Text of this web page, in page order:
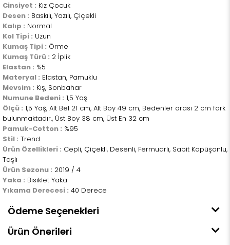
Cinsiyet : Kız Çocuk
Desen : Baskılı, Yazılı, Çiçekli
Kalıp : Normal
Kol Tipi : Uzun
Kumaş Tipi : Örme
Kumaş Türü : 2 İplik
Elastan : %5
Materyal : Elastan, Pamuklu
Mevsim : Kış, Sonbahar
Numune Bedeni : 1,5 Yaş
Ölçü : 1,5 Yaş, Alt Bel 21 cm, Alt Boy 49 cm, Bedenler arası 2 cm fark
bulunmaktadır., Üst Boy 38 cm, Üst En 32 cm
Pamuk-Cotton : %95
Stil : Trend
Ürün Özellikleri : Cepli, Çiçekli, Desenli, Fermuarlı, Sabit Kapüşonlu,
Taşlı
Ürün Sezonu : 2019 / 4
Yaka : Bisiklet Yaka
Yıkama Derecesi : 40 Derece
Ödeme Seçenekleri
Ürün Önerileri